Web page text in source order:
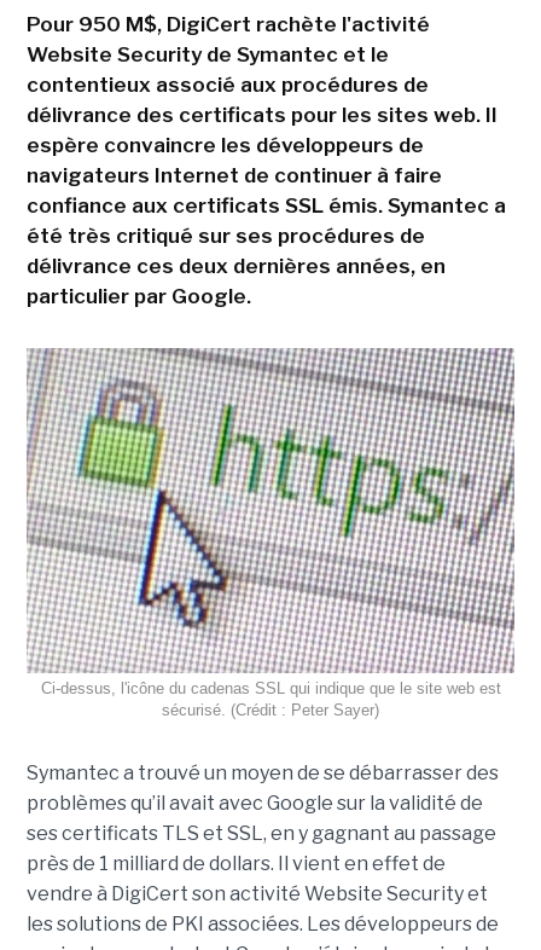
Pour 950 M$, DigiCert rachète l'activité
Website Security de Symantec et le
contentieux associé aux procédures de
délivrance des certificats pour les sites web. Il
espère convaincre les développeurs de
navigateurs Internet de continuer à faire
confiance aux certificats SSL émis. Symantec a
été très critiqué sur ses procédures de
délivrance ces deux dernières années, en
particulier par Google.
Ci-dessus, l'icône du cadenas SSL qui indique que le site web est
sécurisé. (Crédit : Peter Sayer)
Symantec a trouvé un moyen de se débarrasser des
problèmes qu’il avait avec Google sur la validité de
ses certificats TLS et SSL, en y gagnant au passage
près de 1 milliard de dollars. Il vient en effet de
vendre à DigiCert son activité Website Security et
les solutions de PKI associées. Les développeurs de